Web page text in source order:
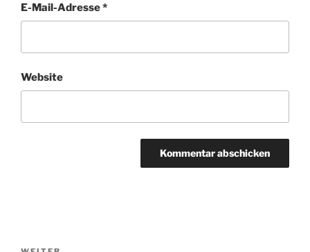
E-Mail-Adresse*
Website